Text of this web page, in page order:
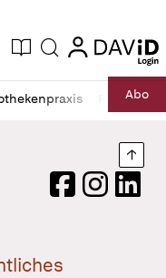
Ausgabe
Suche login
login
RechtAbo
FacebookInstagram